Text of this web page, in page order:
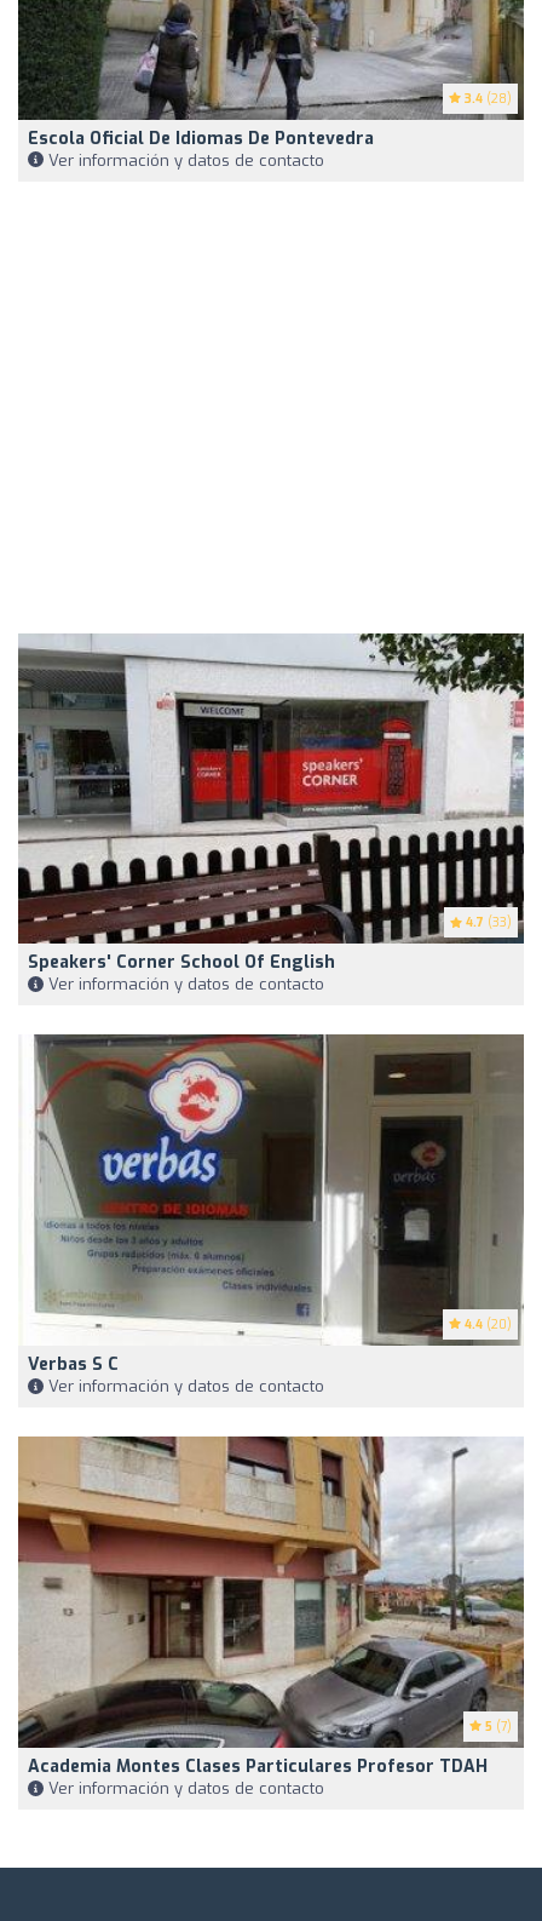
3.4 (28)
Escola Oficial De Idiomas De Pontevedra
Ver información y datos de contacto
4.7 (33)
Speakers' Corner School Of English
Ver información y datos de contacto
4.4 (20)
Verbas S C
Ver información y datos de contacto
5 (7)
Academia Montes Clases Particulares Profesor TDAH
Ver información y datos de contacto